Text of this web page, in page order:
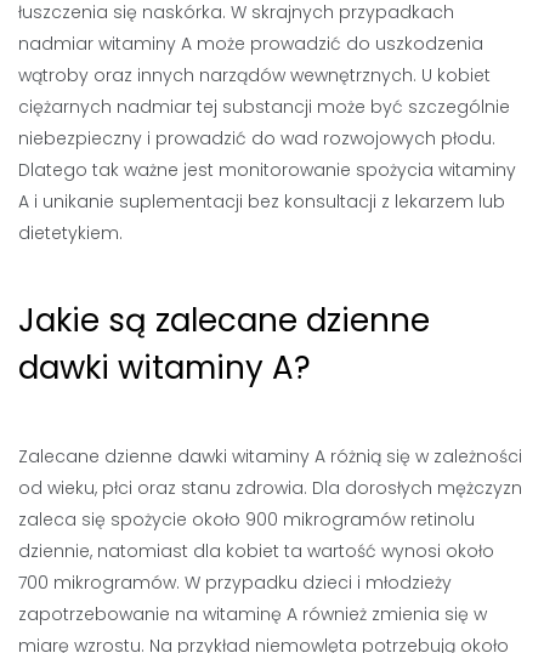
łuszczenia się naskórka. W skrajnych przypadkach
nadmiar witaminy A może prowadzić do uszkodzenia
wątroby oraz innych narządów wewnętrznych. U kobiet
ciężarnych nadmiar tej substancji może być szczególnie
niebezpieczny i prowadzić do wad rozwojowych płodu.
Dlatego tak ważne jest monitorowanie spożycia witaminy
A i unikanie suplementacji bez konsultacji z lekarzem lub
dietetykiem.
Jakie są zalecane dzienne
dawki witaminy A?
Zalecane dzienne dawki witaminy A różnią się w zależności
od wieku, płci oraz stanu zdrowia. Dla dorosłych mężczyzn
zaleca się spożycie około 900 mikrogramów retinolu
dziennie, natomiast dla kobiet ta wartość wynosi około
700 mikrogramów. W przypadku dzieci i młodzieży
zapotrzebowanie na witaminę A również zmienia się w
miarę wzrostu. Na przykład niemowlęta potrzebują około